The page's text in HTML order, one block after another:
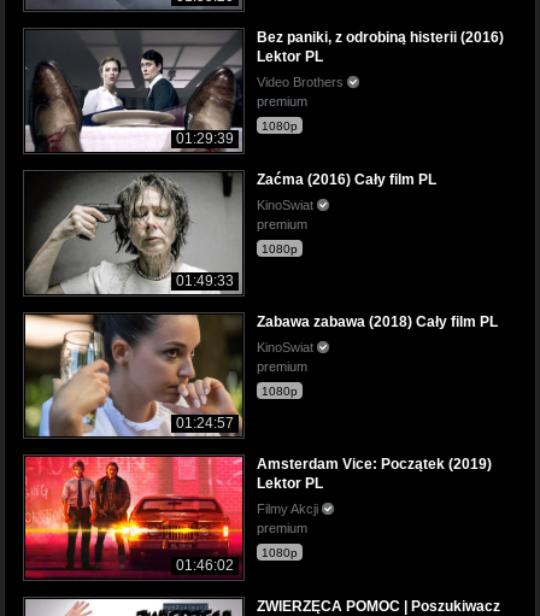
01:29:39
Bez paniki, z odrobiną histerii (2016)
Lektor PL
Video Brothers
premium
1080p
01:49:33
Zaćma (2016) Cały film PL
KinoSwiat
premium
1080p
01:24:57
Zabawa zabawa (2018) Cały film PL
KinoSwiat
premium
1080p
01:46:02
Amsterdam Vice: Początek (2019)
Lektor PL
Filmy Akcji
premium
1080p
ZWIERZĘCA POMOC | Poszukiwacz